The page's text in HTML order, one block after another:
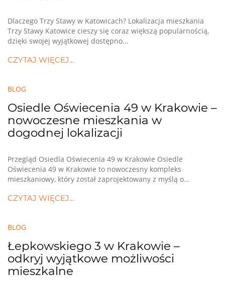
Dlaczego Trzy Stawy w Katowicach? Lokalizacja mieszkania
Trzy Stawy Katowice cieszy się coraz większą popularnością,
dzięki swojej wyjątkowej dostępno...
CZYTAJ WIĘCEJ...
BLOG
Osiedle Oświecenia 49 w Krakowie –
nowoczesne mieszkania w
dogodnej lokalizacji
Przegląd Osiedla Oświecenia 49 w Krakowie Osiedle
Oświecenia 49 w Krakowie to nowoczesny kompleks
mieszkaniowy, który został zaprojektowany z myślą o...
CZYTAJ WIĘCEJ...
BLOG
Łepkowskiego 3 w Krakowie –
odkryj wyjątkowe możliwości
mieszkalne